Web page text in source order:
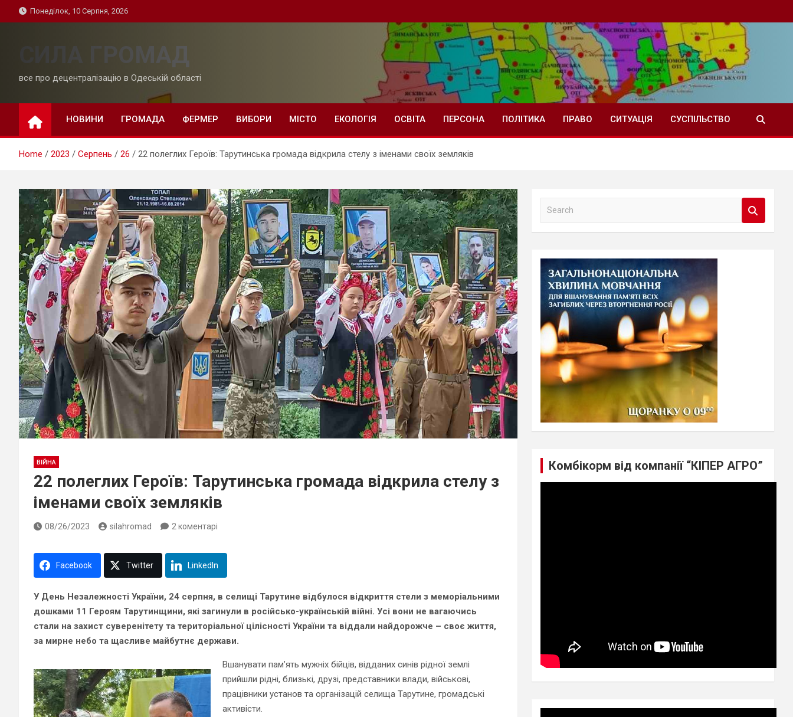
to
Понеділок, 10 Серпня, 2026
СИЛА ГРОМАД
все про децентралізацію в Одеській області
НОВИНИ ГРОМАДА ФЕРМЕР ВИБОРИ МІСТО ЕКОЛОГІЯ ОСВІТА ПЕРСОНА ПОЛІТИКА ПРАВО СИТУАЦІЯ СУСПІЛЬСТВО
Home 2023 Серпень 26 22 полеглих Героїв: Тарутинська громада відкрила стелу з іменами своїх земляків
ВІЙНА
22 полеглих Героїв: Тарутинська громада відкрила стелу з
іменами своїх земляків
08/26/2023 silahromad 2 коментарі
Facebook Twitter LinkedIn
У День Незалежності України, 24 серпня, в селищі Тарутине відбулося відкриття стели з меморіальними
дошками 11 Героям Тарутинщини, які загинули в російсько-українській війні. Усі вони не вагаючись
стали на захист суверенітету та територіальної цілісності України та віддали найдорожче – своє життя,
за мирне небо та щасливе майбутнє держави.
Вшанувати пам’ять мужніх бійців, відданих синів рідної землі
прийшли рідні, близькі, друзі, представники влади, військові,
працівники установ та організацій селища Тарутине, громадські
активісти.
a
Комбікорм від компанії “КІПЕР АГРО”